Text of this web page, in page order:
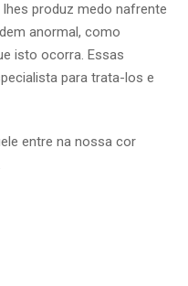
produz medo nafrente
anormal, como
isto ocorra. Essas
para trata-los e
entre na nossa cor